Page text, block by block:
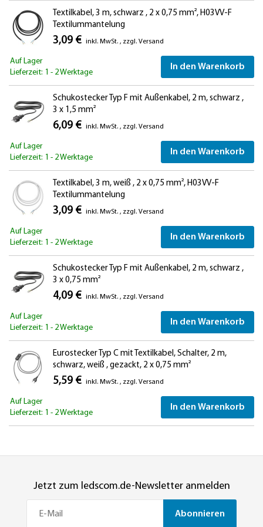
Textilkabel, 3 m, schwarz , 2 x 0,75 mm², H03VV-F
Textilummantelung
3,09 € inkl. MwSt. , zzgl. Versand
Auf Lager
Lieferzeit: 1 - 2 Werktage
In den Warenkorb
Schukostecker Typ F mit Außenkabel, 2 m, schwarz ,
3 x 1,5 mm²
6,09 € inkl. MwSt. , zzgl. Versand
Auf Lager
Lieferzeit: 1 - 2 Werktage
In den Warenkorb
Textilkabel, 3 m, weiß , 2 x 0,75 mm², H03VV-F
Textilummantelung
3,09 € inkl. MwSt. , zzgl. Versand
Auf Lager
Lieferzeit: 1 - 2 Werktage
In den Warenkorb
Schukostecker Typ F mit Außenkabel, 2 m, schwarz ,
3 x 0,75 mm²
4,09 € inkl. MwSt. , zzgl. Versand
Auf Lager
Lieferzeit: 1 - 2 Werktage
In den Warenkorb
Eurostecker Typ C mit Textilkabel, Schalter, 2 m,
schwarz, weiß , gezackt, 2 x 0,75 mm²
5,59 € inkl. MwSt. , zzgl. Versand
Auf Lager
Lieferzeit: 1 - 2 Werktage
In den Warenkorb
Jetzt zum ledscom.de-Newsletter anmelden
Abonnieren